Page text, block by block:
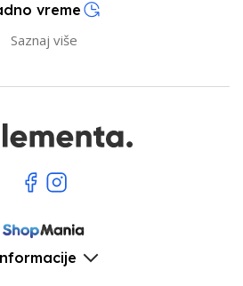
vreme
Saznaj više